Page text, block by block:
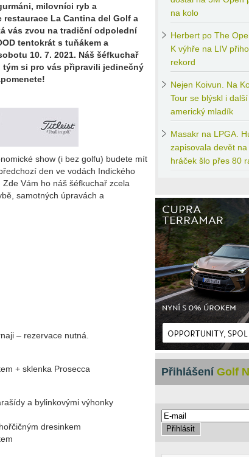
milovníci ryb a
La Cantina del Golf a
vás zvou na tradiční odpolední
tentokrát s tuňákem a
10. 7. 2021. Náš šéfkuchař
tým si pro vás připravili jedinečný
show (i bez golfu) budete mít
den ve vodách Indického
Vám ho náš šéfkuchař zcela
samotných úpravách a
– rezervace nutná.
+ sklenka Prosecca
a bylinkovými výhonky
dresinkem
na kolo
Herbert po The
K výhře na LIV
rekord
Nejen Koivun. Na
Tour se blýskl i
americký mladík
Masakr na LPGA.
zapisovala devět
hráček šlo přes 80
Přihlášení Golf